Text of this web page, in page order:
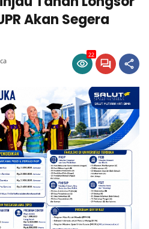
Akan Segera
22